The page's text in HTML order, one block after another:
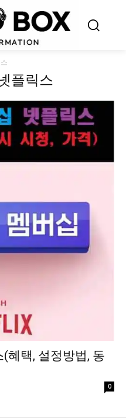
플릭스
혜택, 설정방법, 동
0